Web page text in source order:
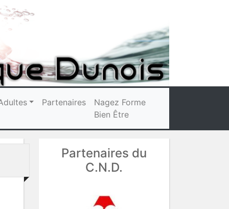
Partenaires
Nagez Forme
Bien Être
Partenaires du
C.N.D.